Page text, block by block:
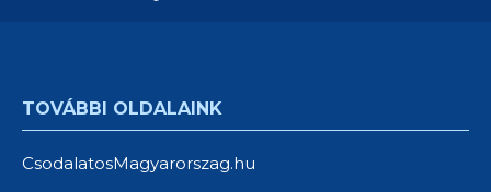
TOVÁBBI OLDALAINK
CsodalatosMagyarorszag.hu